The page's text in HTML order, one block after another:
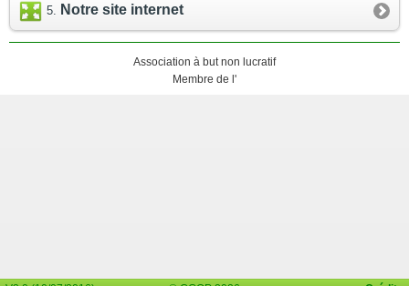
Notre site internet
Association à but non lucratif
Membre de l'